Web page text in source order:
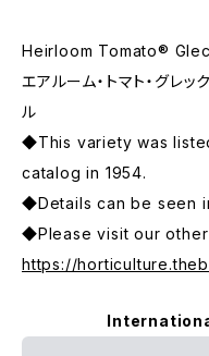
Heirloom Tomato®
エアルーム・トマト・グレッ
ル
◆This variety was
catalog in 1954.
◆Details can be seen
◆Please visit our other
https://